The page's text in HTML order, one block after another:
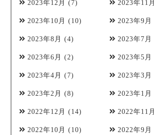
2023年12月 (7) 2023年11月
2023年10月 (10) 2023年9月
2023年8月 (4) 2023年7月
2023年6月 (2) 2023年5月
2023年4月 (7) 2023年3月
2023年2月 (8) 2023年1月
2022年12月 (14) 2022年11月
2022年10月 (10) 2022年9月